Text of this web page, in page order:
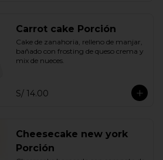
Carrot cake Porción
Cake de zanahoria, relleno de manjar,
bañado con frosting de queso crema y
mix de nueces.
S/ 14.00
Cheesecake new york
Porción